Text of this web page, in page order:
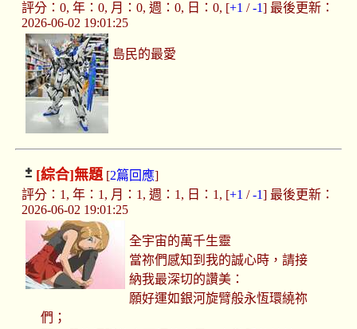
評分：0, 年：0, 月：0, 週：0, 日：0, [+1 /-1] 最後更新：
2026-06-02 19:01:25
島民的最愛
[綜合]無題[2篇回應]
評分：1, 年：1, 月：1, 週：1, 日：1, [+1 /-1] 最後更新：
2026-06-02 19:01:25
全宇宙的萬千生靈
當祢們感知到我的誠心時，請接
納我最深切的讚美：
願好運如銀河旋臂般永恆環繞祢
們；